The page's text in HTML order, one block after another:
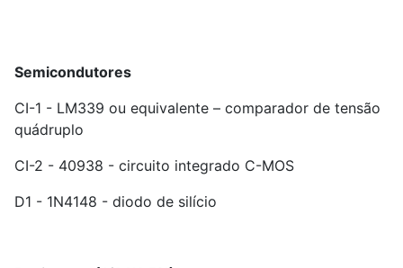
Semicondutores
CI-1 - LM339 ou equivalente – comparador de tensão
quádruplo
CI-2 - 40938 - circuito integrado C-MOS
D1 - 1N4148 - diodo de silício